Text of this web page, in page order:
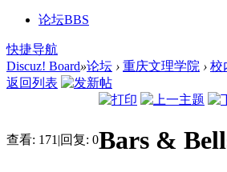
论坛BBS
快捷导航
Discuz! Board»论坛 › 重庆文理学院 › 校
返回列表
查看: 171 |回复: 0Bars &